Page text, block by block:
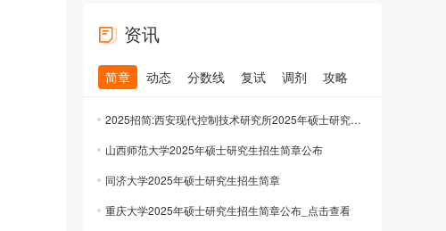
资讯
简章 动态 分数线 复试 调剂 攻略
2025招简:西安现代控制技术研究所2025年硕士研究生招生简章公布
山西师范大学2025年硕士研究生招生简章公布
同济大学2025年硕士研究生招生简章
重庆大学2025年硕士研究生招生简章公布_点击查看